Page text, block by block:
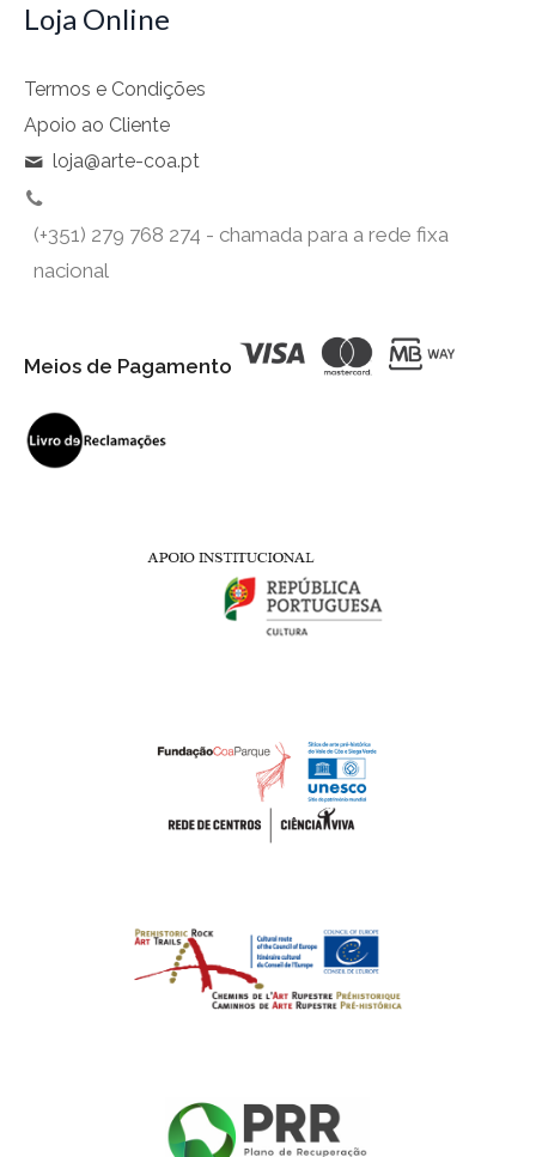
Loja Online
Termos e Condições
Apoio ao Cliente
loja@arte-coa.pt
(+351) 279 768 274 - chamada para a rede fixa
nacional
Meios de Pagamento